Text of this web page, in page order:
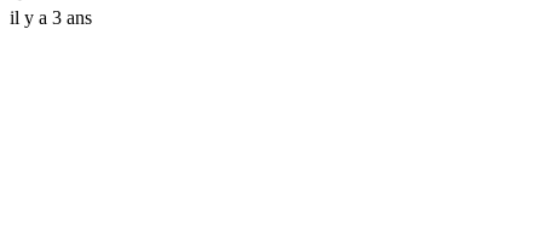
il y a 3 ans